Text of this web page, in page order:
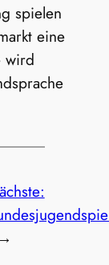
spielen
eine
wird
→